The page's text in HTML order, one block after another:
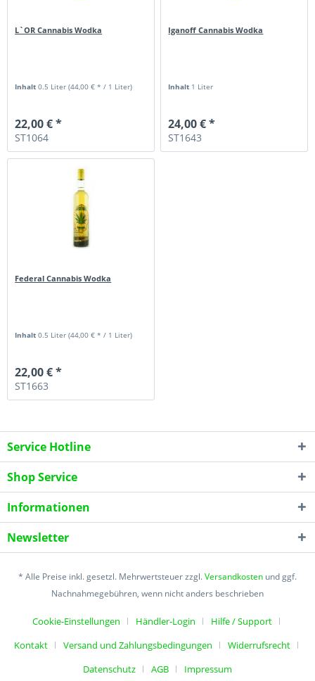
L`OR Cannabis Wodka
Inhalt0.5 Liter(44,00 € * / 1 Liter)
22,00 € *
ST1064
Iganoff Cannabis Wodka
Inhalt 1 Liter
24,00 € *
ST1643
Federal Cannabis Wodka
Inhalt0.5 Liter(44,00 € * / 1 Liter)
22,00 € *
ST1663
Service Hotline
Shop Service
Informationen
Newsletter
* Alle Preise inkl. gesetzl. Mehrwertsteuer zzgl.Versandkosten und ggf.
Nachnahmegebühren, wenn nicht anders beschrieben
Cookie-Einstellungen Händler-Login
Hilfe / Support
Kontakt
Versand und Zahlungsbedingungen
Widerrufsrecht
Datenschutz
AGB Impressum